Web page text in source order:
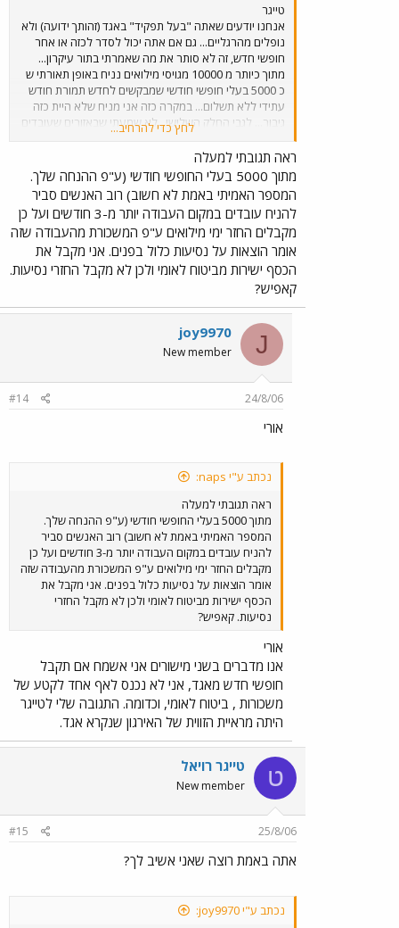
טייגר
אנחנו יודעים שאתה "בעל תפקיד" באגד (זהותך ידועה) ולא
נופלים מהרגליים... גם אם אתה יכול לסדר לכזה או אחר
חופשי חדש, זה לא סותר את מה שאמרתי בתור עיקרון...
מתוך כיותר מ 10000 מגויסי מילואים נניח באופן תאורתי ש
כ 5000 בעלי חופשי חודשי שמבקשים לחדש תמורת חודש
עתידי ללא תשלום... במקרה כזה אני מניח שלא היית כזה
גיבור... לגבי החלק השלישי , לא שמעתי שבאזורים שעובדים
החיקויים הזולים למשל מטרופולין,קונקס מתגעגעים "לאביו
מולידו של תחבורה ציבורית מסודרת..." ק א ט ד ב ו ל ש י ט
לחץ כדי להרחיב...
ראה תגובתי למעלה
מתוך 5000 בעלי החופשי חודשי (ע"פ ההנחה שלך.
המספר האמיתי באמת לא חשוב) רוב האנשים סביר
להניח עובדים במקום העבודה יותר מ-3 חודשים ועל כן
מקבלים החזר ימי מילואים ע"פ המשכורת מהעבודה שזה
אומר הוצאות על נסיעות כלול בפנים. אני מקבל את
הכסף ישירות מביטוח לאומי ולכן לא מקבל החזרי נסיעות.
קאפיש?
J
joy9970
New member
24/8/06
#14
אורי
נכתב ע"י naps:
ראה תגובתי למעלה
מתוך 5000 בעלי החופשי חודשי (ע"פ ההנחה שלך.
המספר האמיתי באמת לא חשוב) רוב האנשים סביר
להניח עובדים במקום העבודה יותר מ-3 חודשים ועל כן
מקבלים החזר ימי מילואים ע"פ המשכורת מהעבודה שזה
אומר הוצאות על נסיעות כלול בפנים. אני מקבל את
הכסף ישירות מביטוח לאומי ולכן לא מקבל החזרי
נסיעות. קאפיש?
אורי
אנו מדברים בשני מישורים אני אשמח אם תקבל
חופשי חדש מאגד, אני לא נכנס לאף אחד לקטע של
משכורות , ביטוח לאומי, וכדומה. התגובה שלי לטייגר
היתה מראיית הזווית של האירגון שנקרא אגד.
ט טייגר רויאל
New member
25/8/06
#15
אתה באמת רוצה שאני אשיב לך?
נכתב ע"י joy9970: